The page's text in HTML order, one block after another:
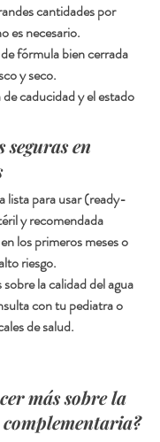
cantidades por
es necesario.
fórmula bien cerrada
y seco.
caducidad y el estado
seguras en
lista para usar (ready-
y recomendada
los primeros meses o
riesgo.
la calidad del agua
con tu pediatra o
de salud.
más sobre la